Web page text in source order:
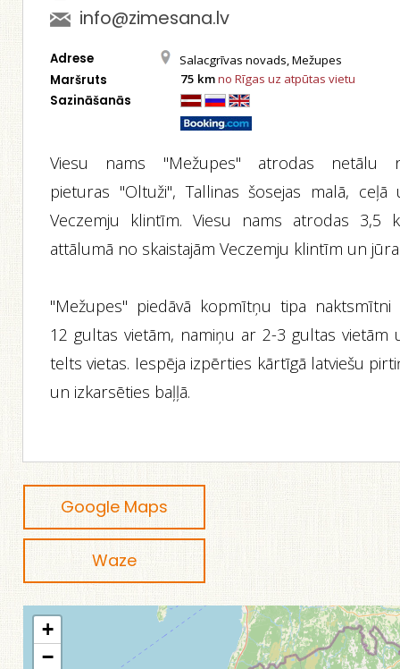
info@zimesana.lv
Adrese Salacgrīvas novads, Mežupes
Maršruts 75 kmno Rīgas uz atpūtas vietu
Sazināšanās
Viesu nams "Mežupes" atrodas netālu
pieturas "Oltuži", Tallinas šosejas malā, ceļā
Veczemju klintīm. Viesu nams atrodas 3,5
attālumā no skaistajām Veczemju klintīm un
"Mežupes" piedāvā kopmītņu tipa naktsmītni
12 gultas vietām, namiņu ar 2-3 gultas vietām
telts vietas. Iespēja izpērties kārtīgā latviešu
un izkarsēties baļļā.
Google Maps
Waze
+
−